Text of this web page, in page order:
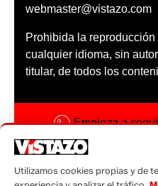
webmaster@vistazo.com
Prohibida la
cualquier idioma, sin
titular, de todos los
Empieza a
Código ética
Utilizamos cookies propias y de